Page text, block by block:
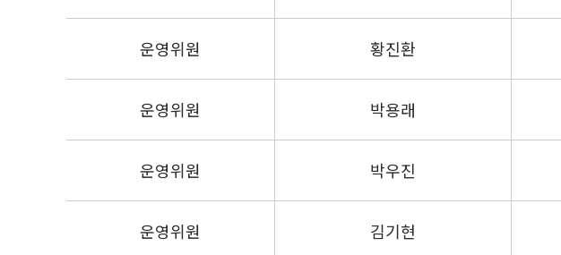
운영위원 황진환
운영위원 박용래
운영위원 박우진
운영위원 김기현